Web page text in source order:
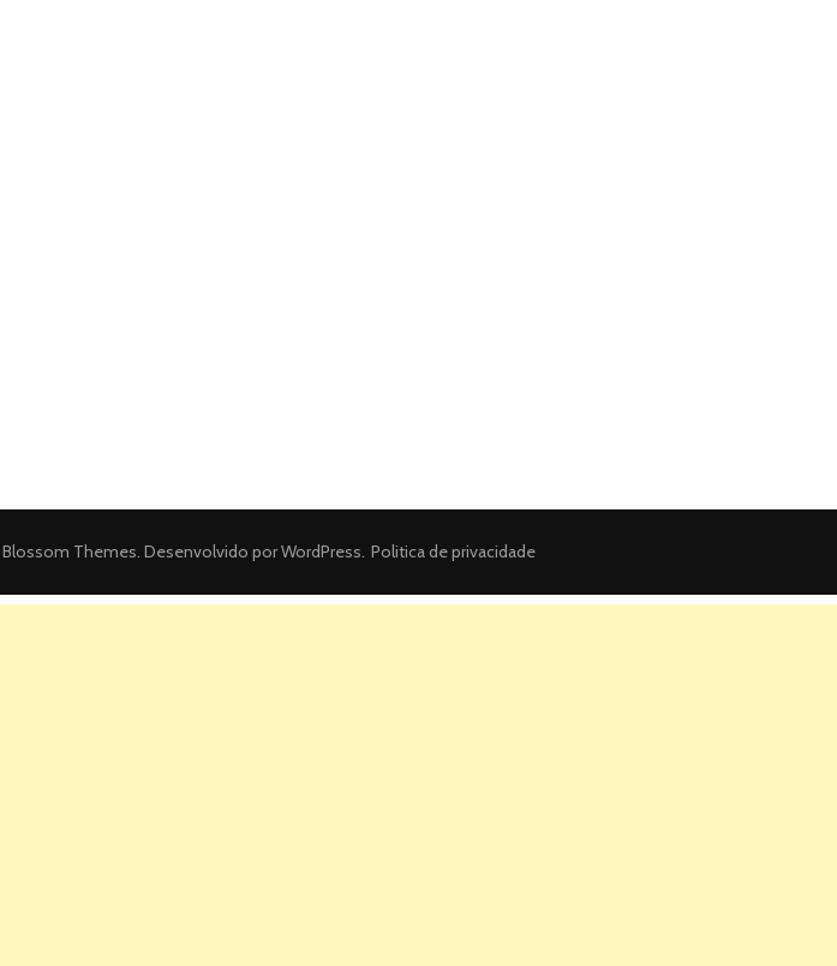
Blossom Themes. Desenvolvido porWordPress. Politica de privacidade